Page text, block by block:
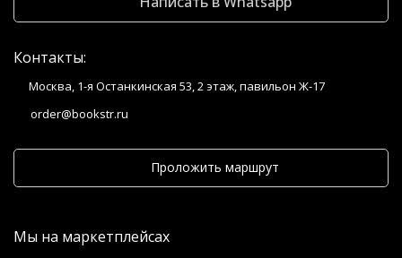
Контакты:
Москва, 1-я Останкинская 53, 2 этаж, павильон Ж-17
order@bookstr.ru
Проложить маршрут
Мы на маркетплейсах